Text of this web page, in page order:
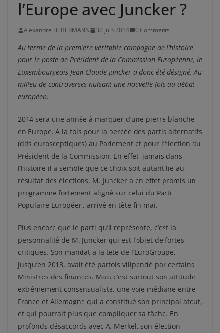
l’Europe avec Juncker ?
Alexandre LIEBERMANN 30 juin 2014 0 Comments
Au terme de la première véritable campagne de l’histoire
pour le poste de Président de la Commission Européenne, le
Luxembourgeois Jean-Claude Juncker a donc été désigné. Au
milieu de controverses nuisant une nouvelle fois au débat
européen.
2014 sera une année à marquer d’une pierre blanche
en Europe. A la fois pour la percée des partis alternatifs
(dits eurosceptiques) au Parlement et pour l’élection du
Président de la Commission. En effet, jamais dans
l’histoire il a semblé que ce choix soit autant lié au
résultat des élections. M. Juncker a en effet promis un
programme fortement aligné sur celui du Parti
Populaire Européen, arrivé en tête fin mai.
Plus encore que le parti qu’il représente, c’est la
personnalité de M. Juncker qui est l’objet de fortes
critiques. Son mandat à la tête de l’EuroGroupe,
jusqu’en 2013, avait été parfois vilipendé par certains
Ministres des finances. Mais c’est surtout son attitude
extrêmement consensualiste, une voie médiane entre
France et Allemagne qui a constitué son principal atout,
et qui pourrait plus que compliquer sa tâche. En
profonds désaccords avec A. Merkel, son élection